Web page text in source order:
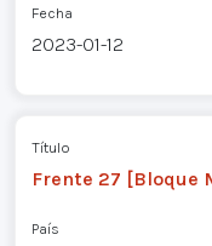
Fecha
2023-01-12
Título
Frente 27 [Bloque
País